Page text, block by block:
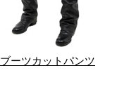
ブーツカットパンツ